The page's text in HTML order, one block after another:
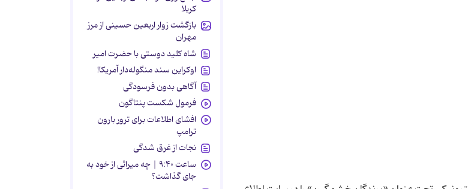
کربلا
بازگشت زوار اربعین حسینی از مرز
مهران
شاه کلید دوستی با حضرت امیر
اوکراین سند منگوله‌دار آمریکا!
آگاهی بدون فرسودگی
فرمول شکست پنتاگون
افشای اطلاعات برای ترور بارون
ترامپ
نجات از غرق شدگی
ساعت ۹:۴۰ | چه میراثی از خود به
جای گذاشت؟